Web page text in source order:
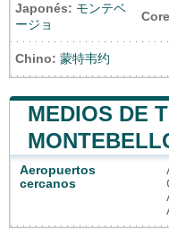
Japonés: モンテベ
ージョ
Chino: 蒙特韦约
MEDIOS DE
Aeropuertos
cercanos